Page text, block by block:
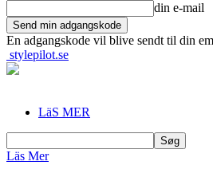
din e-mail
En adgangskode vil blive sendt til din
stylepilot.se
LäS MER
Läs Mer